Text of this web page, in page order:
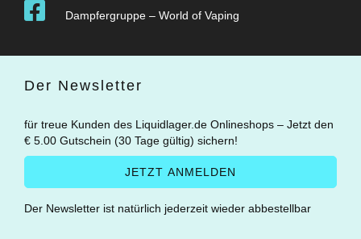
Dampfergruppe – World of Vaping
Der Newsletter
für treue Kunden des Liquidlager.de Onlineshops – Jetzt den
€ 5.00 Gutschein (30 Tage gültig) sichern!
Der Newsletter ist natürlich jederzeit wieder abbestellbar